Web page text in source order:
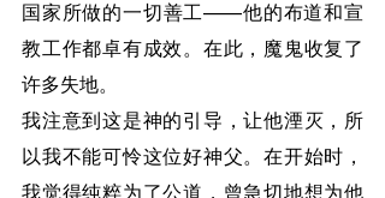
国家所做的一切善工——他的布道和宣
教工作都卓有成效。在此，魔鬼收复了
许多失地。
我注意到这是神的引导，让他湮灭，所
以我不能可怜这位好神父。在开始时，
我觉得纯粹为了公道，曾急切地想为他